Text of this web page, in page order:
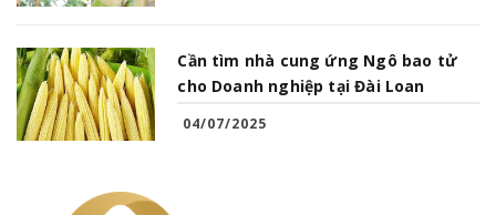
Cần tìm nhà cung ứng Ngô bao tử
cho Doanh nghiệp tại Đài Loan
04/07/2025